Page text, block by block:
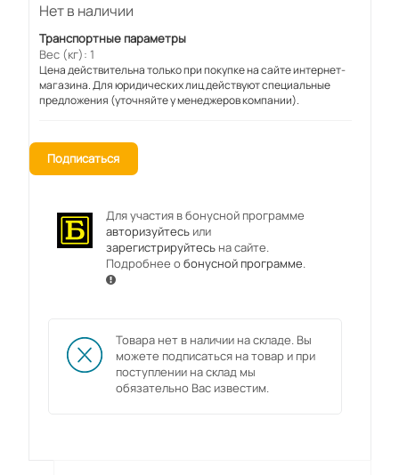
Нет в наличии
Транспортные параметры
Вес (кг): 1
Цена действительна только при покупке на сайте интернет-
магазина. Для юридических лиц действуют специальные
предложения (уточняйте у менеджеров компании).
Подписаться
Для участия в бонусной программе
авторизуйтесьили
зарегистрируйтесьна сайте.
Подробнее обонусной программе.
Товара нет в наличии на складе. Вы
можете подписаться на товар и при
поступлении на склад мы
обязательно Вас известим.